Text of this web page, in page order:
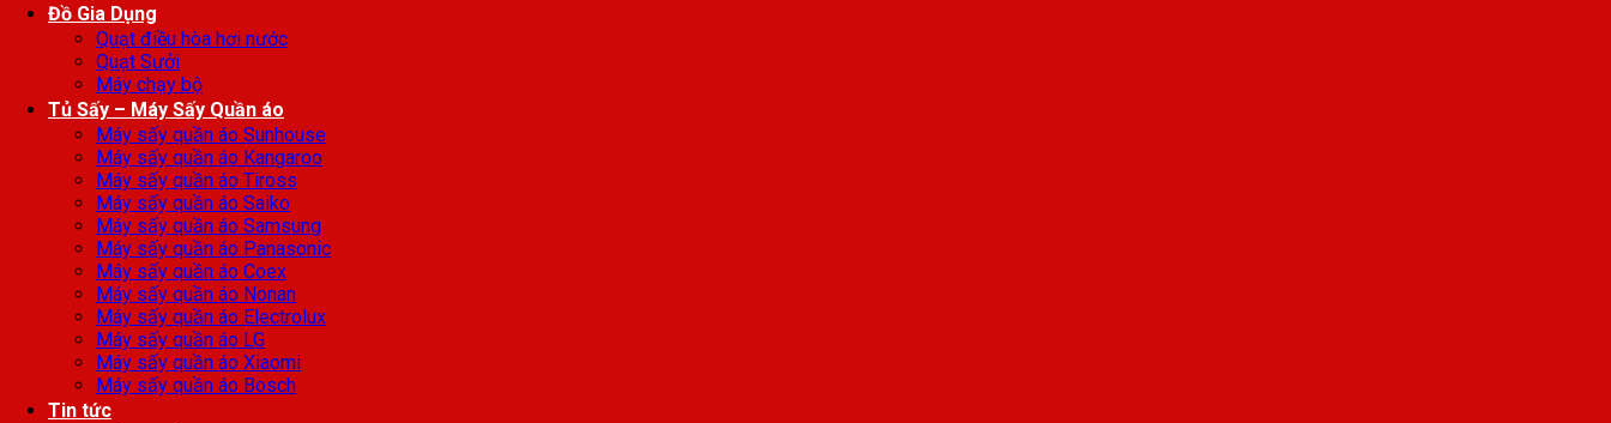
Đồ Gia Dụng
Quạt điều hòa hơi nước
Quạt Sưởi
Máy chạy bộ
Tủ Sấy – Máy Sấy Quần áo
Máy sấy quần áo Sunhouse
Máy sấy quần áo Kangaroo
Máy sấy quần áo Tiross
Máy sấy quần áo Saiko
Máy sấy quần áo Samsung
Máy sấy quần áo Panasonic
Máy sấy quần áo Coex
Máy sấy quần áo Nonan
Máy sấy quần áo Electrolux
Máy sấy quần áo LG
Máy sấy quần áo Xiaomi
Máy sấy quần áo Bosch
Tin tức